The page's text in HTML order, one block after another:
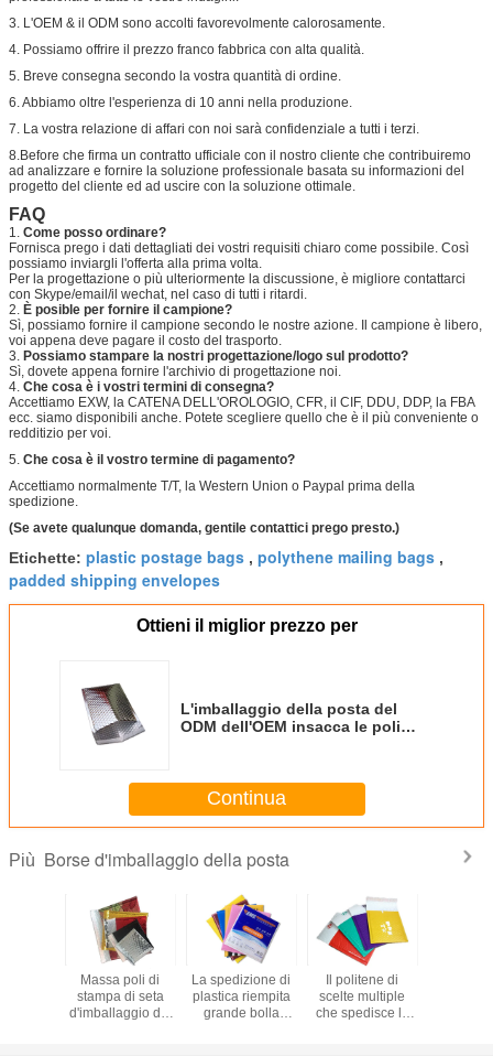
3. L'OEM & il ODM sono accolti favorevolmente calorosamente.
4. Possiamo offrire il prezzo franco fabbrica con alta qualità.
5. Breve consegna secondo la vostra quantità di ordine.
6. Abbiamo oltre l'esperienza di 10 anni nella produzione.
7. La vostra relazione di affari con noi sarà confidenziale a tutti i terzi.
8.Before che firma un contratto ufficiale con il nostro cliente che contribuiremo
ad analizzare e fornire la soluzione professionale basata su informazioni del
progetto del cliente ed ad uscire con la soluzione ottimale.
FAQ
1. Come posso ordinare?
Fornisca prego i dati dettagliati dei vostri requisiti chiaro come possibile. Così
possiamo inviargli l'offerta alla prima volta.
Per la progettazione o più ulteriormente la discussione, è migliore contattarci
con Skype/email/il wechat, nel caso di tutti i ritardi.
2. È posible per fornire il campione?
Sì, possiamo fornire il campione secondo le nostre azione. Il campione è libero,
voi appena deve pagare il costo del trasporto.
3. Possiamo stampare la nostri progettazione/logo sul prodotto?
Sì, dovete appena fornire l'archivio di progettazione noi.
4. Che cosa è i vostri termini di consegna?
Accettiamo EXW, la CATENA DELL'OROLOGIO, CFR, il CIF, DDU, DDP, la FBA
ecc. siamo disponibili anche. Potete scegliere quello che è il più conveniente o
redditizio per voi.
5. Che cosa è il vostro termine di pagamento?
Accettiamo normalmente T/T, la Western Union o Paypal prima della
spedizione.
(Se avete qualunque domanda, gentile contattici prego presto.)
Etichette: plastic postage bags , polythene mailing bags ,
padded shipping envelopes
Ottieni il miglior prezzo per
L'imballaggio della posta del
ODM dell'OEM insacca le poli
Continua
Più Borse d'imballaggio della posta
Massa poli di
stampa di seta
d'imballaggio dei
La spedizione di
plastica riempita
grande bolla
Il politene di
scelte multiple
che spedisce le